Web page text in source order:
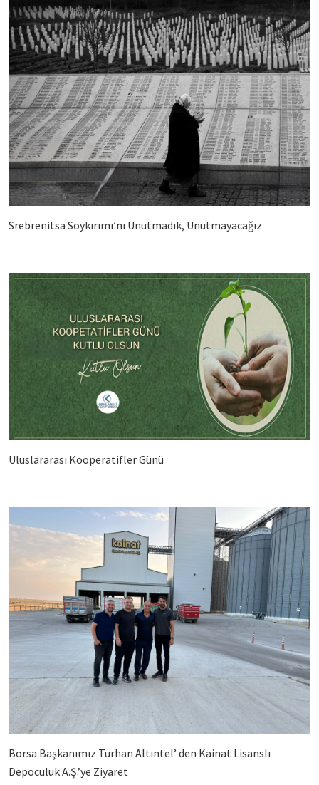
Srebrenitsa Soykırımı’nı Unutmadık, Unutmayacağız
Uluslararası Kooperatifler Günü
Borsa Başkanımız Turhan Altıntel’ den Kainat Lisanslı
Depoculuk A.Ş.’ye Ziyaret